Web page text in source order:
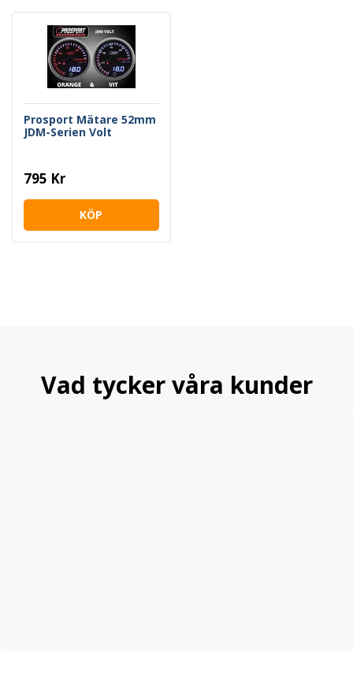
Prosport Mätare 52mm
JDM-Serien Volt
795 Kr
KÖP
Vad tycker våra kunder